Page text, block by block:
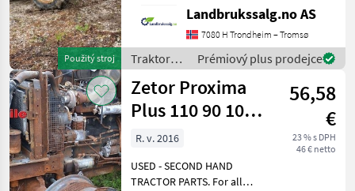
Použitý stroj
number upon request: 8712
See
en.landbrukssalg.no/8712
for more images
Specification
Landbrukssalg.no AS
7080 H Trondheim – Tromsø
Traktory /
Zetor
Prémiový plus prodejce
Zetor Proxima
Plus 110 90 100
parts,
56,58
€
23 % s DPH
46 € netto
R. v. 2016
USED - SECOND HAND
TRACTOR PARTS. For all